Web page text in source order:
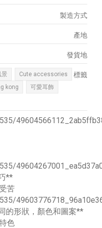
製造方式
產地
發貨地
標籤
景
Cute accessories
kong
可愛耳飾
**
苦
的形狀，顏色和圖案**
色